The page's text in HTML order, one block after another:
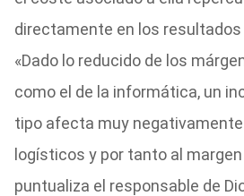
directamente en los resultados
«Dado lo reducido de los
como el de la informática, un
tipo afecta muy
logísticos y por tanto al
puntualiza el responsable de